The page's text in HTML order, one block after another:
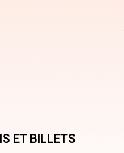
ET BILLETS